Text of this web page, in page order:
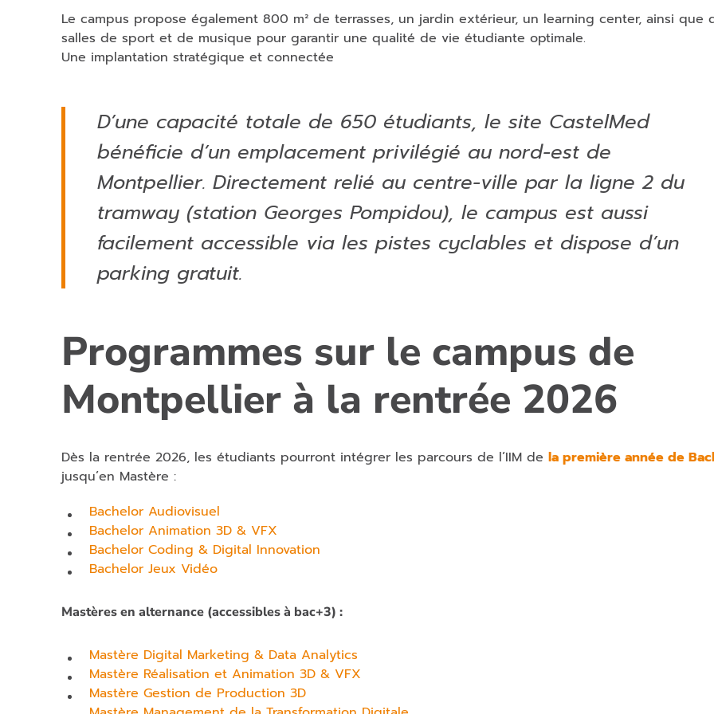
Le campus propose également 800 m² de terrasses, un jardin extérieur, un learning center, ainsi que
salles de sport et de musique pour garantir une qualité de vie étudiante optimale.
Une implantation stratégique et connectée
D’une capacité totale de 650 étudiants, le site CastelMed
bénéficie d’un emplacement privilégié au nord-est de
Montpellier. Directement relié au centre-ville par la ligne 2 du
tramway (station Georges Pompidou), le campus est aussi
facilement accessible via les pistes cyclables et dispose d’un
parking gratuit.
Programmes sur le campus de
Montpellier à la rentrée 2026
Dès la rentrée 2026, les étudiants pourront intégrer les parcours de l’IIM de la première année de
jusqu’en Mastère :
Bachelor Audiovisuel
Bachelor Animation 3D & VFX
Bachelor Coding & Digital Innovation
Bachelor Jeux Vidéo
Mastères en alternance (accessibles à bac+3) :
Mastère Digital Marketing & Data Analytics
Mastère Réalisation et Animation 3D & VFX
Mastère Gestion de Production 3D